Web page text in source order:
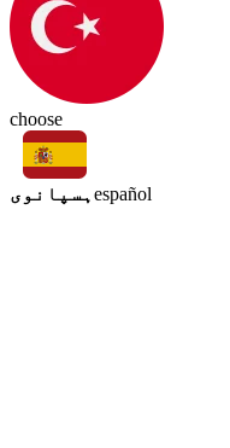
choose
ہسپانوی español